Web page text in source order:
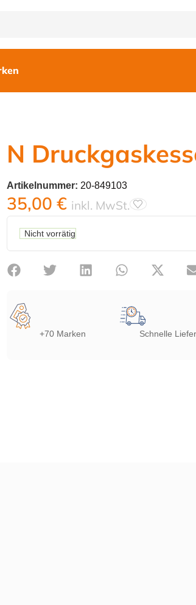
N
Artikelnummer: 20-849103
35,00 € inkl. MwSt.
Nicht vorrätig
+70 Marken Schnelle